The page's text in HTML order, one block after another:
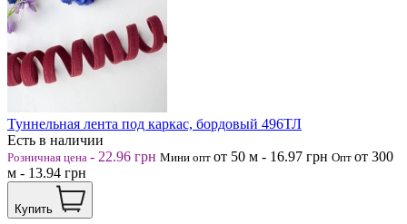
Туннельная лента под каркас, бордовый 496ТЛ
Есть в наличии
Розничная цена - 22.96 грн Мини опт от 50 м - 16.97 грн Опт от 300
м - 13.94 грн
Купить